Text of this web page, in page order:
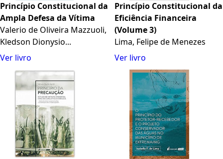
Princípio Constitucional da
Ampla Defesa da Vítima
Valerio de Oliveira Mazzuoli,
Kledson Dionysio...
Ver livro
Princípio Constitucional da
Eficiência Financeira
(Volume 3)
Lima, Felipe de Menezes
Ver livro